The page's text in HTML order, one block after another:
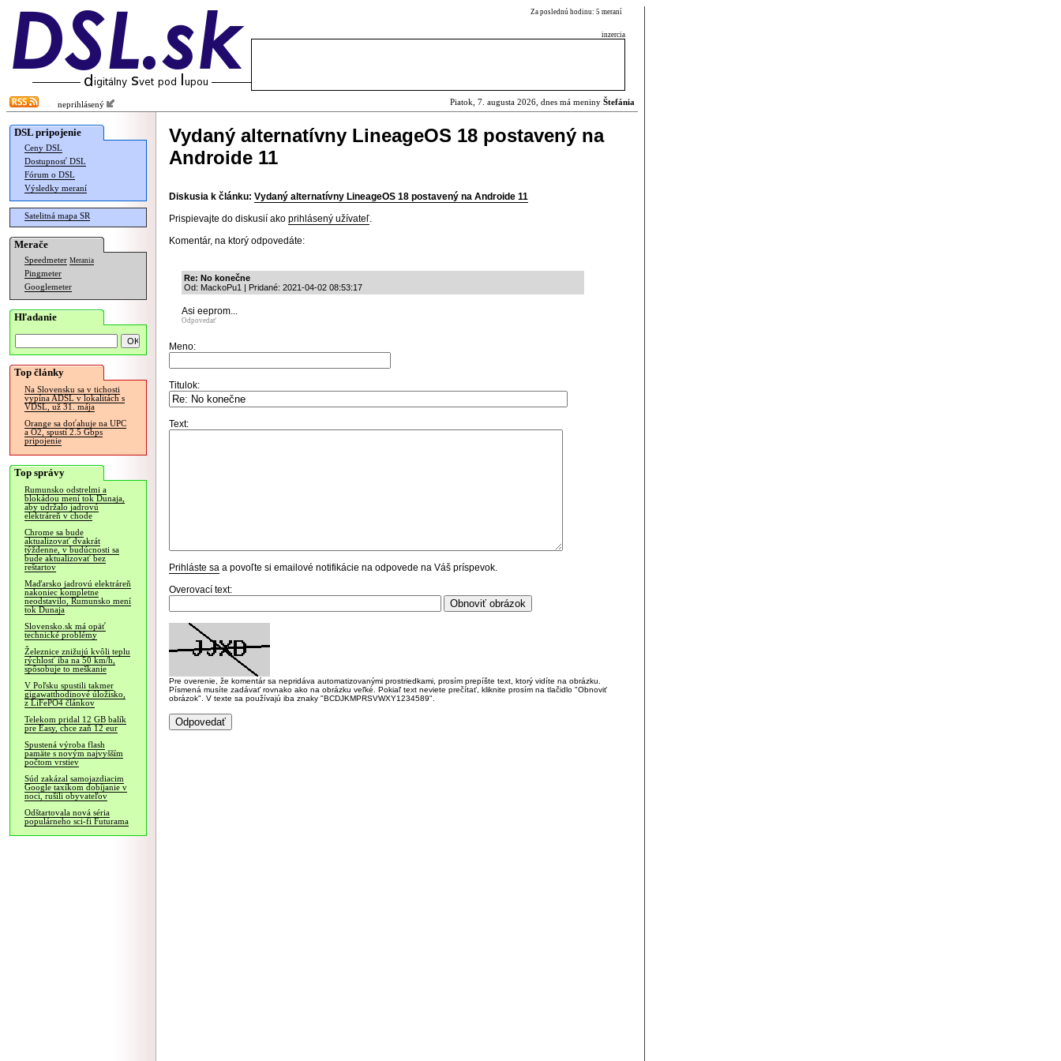
Za poslednú hodinu: 5 meraní
inzercia
neprihlásený Piatok, 7. augusta 2026, dnes má meniny Štefánia
DSL pripojenie
Ceny DSL
Dostupnosť DSL
Fórum o DSL
Výsledky meraní
Satelitná mapa SR
Merače
Speedmeter Merania
Pingmeter
Googlemeter
Hľadanie
Top články
Na Slovensku sa v tichosti
vypína ADSL v lokalitách s
VDSL, už 31. mája
Orange sa doťahuje na UPC
a O2, spustí 2.5 Gbps
pripojenie
Top správy
Rumunsko odstrelmi a
blokádou mení tok Dunaja,
aby udržalo jadrovú
elektráreň v chode
Chrome sa bude
aktualizovať dvakrát
týždenne, v budúcnosti sa
bude aktualizovať bez
reštartov
Maďarsko jadrovú elektráreň
nakoniec kompletne
neodstavilo, Rumunsko mení
tok Dunaja
Slovensko.sk má opäť
technické problémy
Železnice znižujú kvôli teplu
rýchlosť iba na 50 km/h,
spôsobuje to meškanie
V Poľsku spustili takmer
gigawatthodinové úložisko,
z LiFePO4 článkov
Telekom pridal 12 GB balík
pre Easy, chce zaň 12 eur
Spustená výroba flash
pamäte s novým najvyšším
počtom vrstiev
Súd zakázal samojazdiacim
Google taxíkom dobíjanie v
noci, rušili obyvateľov
Odštartovala nová séria
populárneho sci-fi Futurama
Vydaný alternatívny LineageOS 18 postavený na
Androide 11
Diskusia k článku: Vydaný alternatívny LineageOS 18 postavený na Androide 11
Prispievajte do diskusií ako prihlásený užívateľ.
Komentár, na ktorý odpovedáte:
Re: No konečne
Od: MackoPu1 | Pridané: 2021-04-02 08:53:17
Asi eeprom...
Odpovedať
Meno:
Titulok:
Text:
Prihláste sa a povoľte si emailové notifikácie na odpovede na Váš príspevok.
Overovací text:
Pre overenie, že komentár sa nepridáva automatizovanými prostriedkami, prosím prepíšte text, ktorý vidíte na obrázku.
Písmená musíte zadávať rovnako ako na obrázku veľké. Pokiaľ text neviete prečítať, kliknite prosím na tlačidlo "Obnoviť
obrázok". V texte sa používajú iba znaky "BCDJKMPRSVWXY1234589".